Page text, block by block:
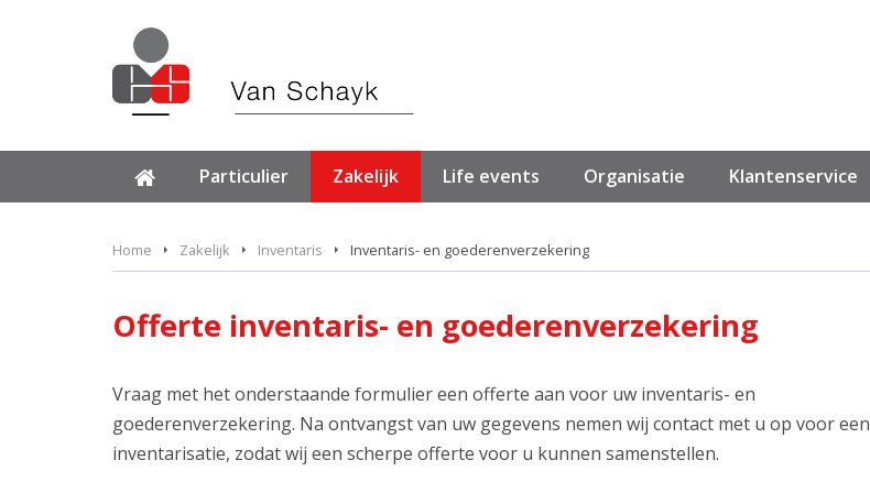
Particulier Zakelijk Life events Organisatie Klantenservice
Home Zakelijk Inventaris Inventaris- en goederenverzekering
Offerte inventaris- en goederenverzekering
Vraag met het onderstaande formulier een offerte aan voor uw inventaris- en
goederenverzekering. Na ontvangst van uw gegevens nemen wij contact met u op voor een
inventarisatie, zodat wij een scherpe offerte voor u kunnen samenstellen.